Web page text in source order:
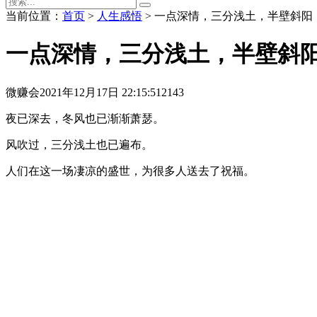
当前位置： 首页 > 人生感悟 > 一点深情，三分浅土，半壁斜阳
一点深情，三分浅土，半壁斜
微赚会2021年12月17日 22:15:51 2143
夜已深去，冬风也已渐渐萧瑟。
风吹过，三分浅土也已遍布。
人们在这一场凄凉的盛世，为很多人送去了祝福。